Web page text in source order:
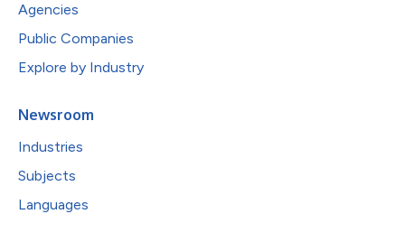
Agencies
Public Companies
Explore by Industry
Newsroom
Industries
Subjects
Languages